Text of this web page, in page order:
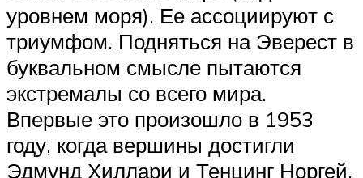
уровнем моря). Ее ассоциируют с
триумфом. Подняться на Эверест в
буквальном смысле пытаются
экстремалы со всего мира.
Впервые это произошло в 1953
году, когда вершины достигли
Эдмунд Хиллари и Тенцинг Норгей.